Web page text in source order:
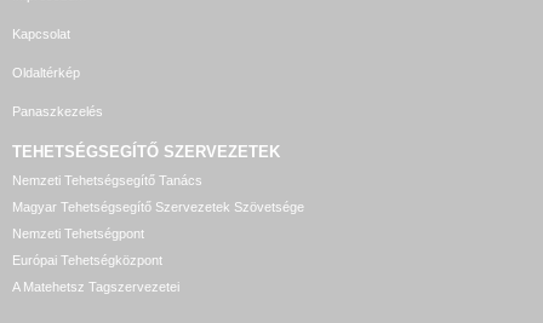
Kapcsolat
Oldaltérkép
Panaszkezelés
TEHETSÉGSEGÍTŐ SZERVEZETEK
Nemzeti Tehetségsegítő Tanács
Magyar Tehetségsegítő Szervezetek Szövetsége
Nemzeti Tehetségpont
Európai Tehetségközpont
A Matehetsz Tagszervezetei